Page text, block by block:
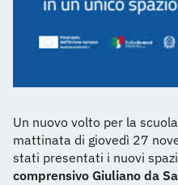
Un nuovo volto per la
mattinata di giovedì 27
stati presentati i nuovi
comprensivo Giuliano da